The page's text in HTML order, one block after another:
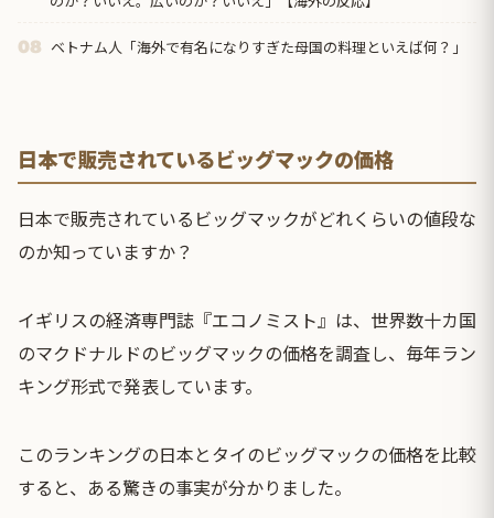
08 ベトナム人「海外で有名になりすぎた母国の料理といえば何？」
日本で販売されているビッグマックの価格
日本で販売されているビッグマックがどれくらいの値段な
のか知っていますか？
イギリスの経済専門誌『エコノミスト』は、世界数十カ国
のマクドナルドのビッグマックの価格を調査し、毎年ラン
キング形式で発表しています。
このランキングの日本とタイのビッグマックの価格を比較
すると、ある驚きの事実が分かりました。